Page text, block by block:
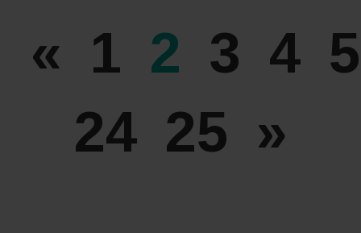
Ciudad
« 1 2 3 4 5
24 25 »